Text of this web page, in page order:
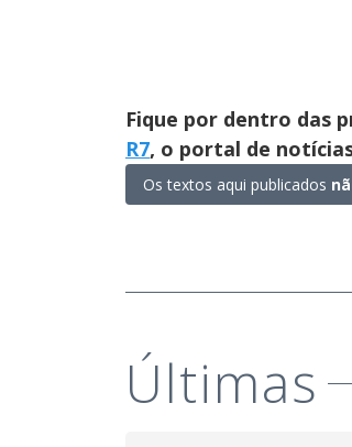
Fique por dentro das
R7, o portal de
Os textos aqui publicados
Últimas